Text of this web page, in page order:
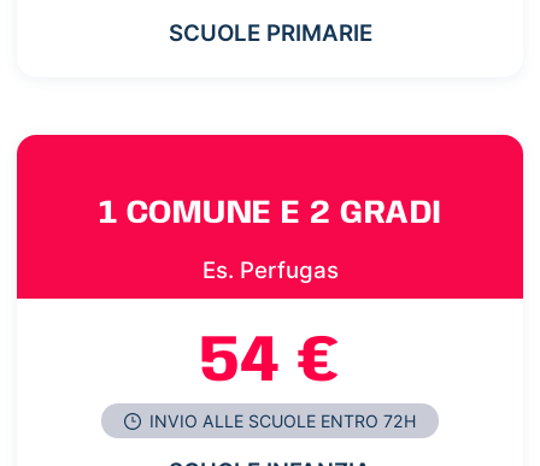
SCUOLE PRIMARIE
1 COMUNE E 2 GRADI
Es. Perfugas
54 €
INVIO ALLE SCUOLE ENTRO 72H